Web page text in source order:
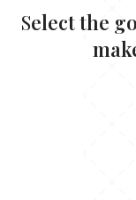
Select the